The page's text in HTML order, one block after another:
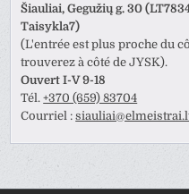
Šiauliai, Gegužių g. 30
Taisykla7)
(L'entrée est plus proche du
trouverez à côté de JYSK).
Ouvert I-V 9-18
Tél.+370 (659) 83704
Courriel :